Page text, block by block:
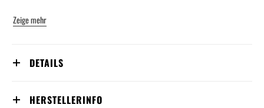
Zeige mehr
DETAILS
HERSTELLERINFO